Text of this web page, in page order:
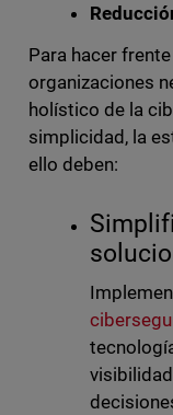
Para hacer
organizaciones
holístico de la
simplicidad, la
ello deben: